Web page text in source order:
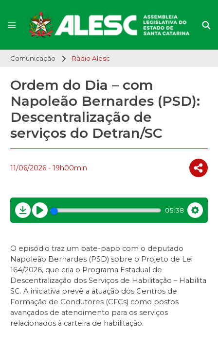
Comunicação Rádio Alesc
Ordem do Dia – com
Napoleão Bernardes (PSD):
Descentralização de
serviços do Detran/SC
11/06/2026 - 19h00min
Download
Play
05:38
O episódio traz um bate-papo com o deputado
Napoleão Bernardes (PSD) sobre o Projeto de Lei
164/2026, que cria o Programa Estadual de
Descentralização dos Serviços de Habilitação – Habilita
SC. A iniciativa prevê a atuação dos Centros de
Formação de Condutores (CFCs) como postos
avançados de atendimento para os serviços
relacionados à carteira de habilitação.